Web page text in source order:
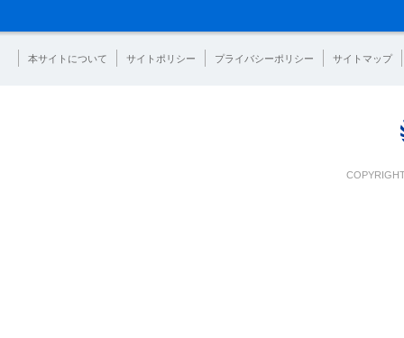
本サイトについて サイトポリシー プライバシーポリシー サイトマップ